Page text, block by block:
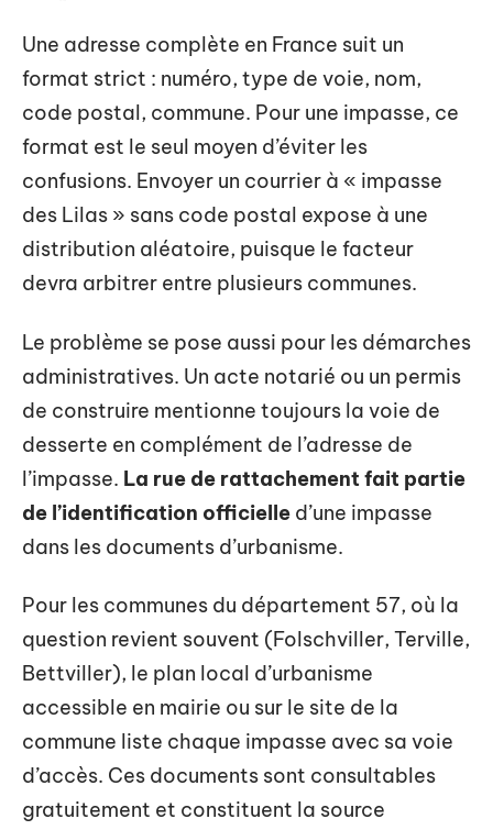
Une adresse complète en France suit un
format strict : numéro, type de voie, nom,
code postal, commune. Pour une impasse, ce
format est le seul moyen d’éviter les
confusions. Envoyer un courrier à « impasse
des Lilas » sans code postal expose à une
distribution aléatoire, puisque le facteur
devra arbitrer entre plusieurs communes.
Le problème se pose aussi pour les démarches
administratives. Un acte notarié ou un permis
de construire mentionne toujours la voie de
desserte en complément de l’adresse de
l’impasse. La rue de rattachement fait partie
de l’identification officielle d’une impasse
dans les documents d’urbanisme.
Pour les communes du département 57, où la
question revient souvent (Folschviller, Terville,
Bettviller), le plan local d’urbanisme
accessible en mairie ou sur le site de la
commune liste chaque impasse avec sa voie
d’accès. Ces documents sont consultables
gratuitement et constituent la source